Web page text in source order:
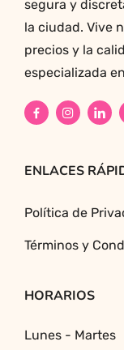
segura y
la ciudad. Vive
precios y la
especializada
ENLACES
Política de
Términos y
HORARIOS
Lunes - Martes